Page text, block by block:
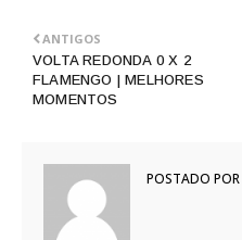
ANTIGOS
VOLTA REDONDA 0 X 2
FLAMENGO | MELHORES
MOMENTOS
POSTADO POR